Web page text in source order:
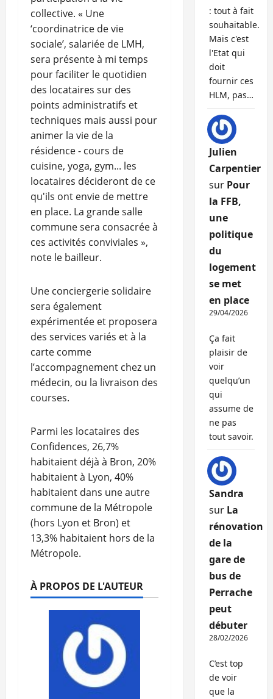
collective. « Une
‘coordinatrice de vie
sociale’, salariée de LMH,
sera présente à mi temps
pour faciliter le quotidien
des locataires sur des
points administratifs et
techniques mais aussi pour
animer la vie de la
résidence - cours de
cuisine, yoga, gym... les
locataires décideront de ce
qu'ils ont envie de mettre
en place. La grande salle
commune sera consacrée à
ces activités conviviales »,
note le bailleur.
Une conciergerie solidaire
sera également
expérimentée et proposera
des services variés et à la
carte comme
l’accompagnement chez un
médecin, ou la livraison des
courses.
Parmi les locataires des
Confidences, 26,7%
habitaient déjà à Bron, 20%
habitaient à Lyon, 40%
habitaient dans une autre
commune de la Métropole
(hors Lyon et Bron) et
13,3% habitaient hors de la
Métropole.
À PROPOS DE L'AUTEUR
: tout à fait
souhaitable.
Mais c'est
l'Etat qui
doit
fournir ces
HLM, pas…
Julien
Carpentier
sur Pour
la FFB,
une
politique
du
logement
se met
en place
29/04/2026
Ça fait
plaisir de
voir
quelqu’un
qui
assume de
ne pas
tout savoir.
Sandra
sur La
rénovation
de la
gare de
bus de
Perrache
peut
débuter
28/02/2026
C’est top
de voir
que la